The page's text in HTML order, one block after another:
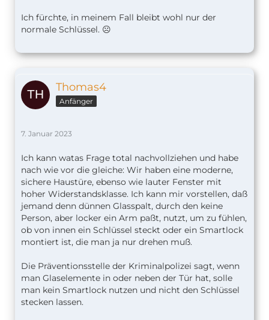
Ich fürchte, in meinem Fall bleibt wohl nur der
normale Schlüssel. ☹️
Thomas4
Anfänger
7. Januar 2023
Ich kann watas Frage total nachvollziehen und habe
nach wie vor die gleiche: Wir haben eine moderne,
sichere Haustüre, ebenso wie lauter Fenster mit
hoher Widerstandsklasse. Ich kann mir vorstellen, daß
jemand denn dünnen Glasspalt, durch den keine
Person, aber locker ein Arm paßt, nutzt, um zu fühlen,
ob von innen ein Schlüssel steckt oder ein Smartlock
montiert ist, die man ja nur drehen muß.
Die Präventionsstelle der Kriminalpolizei sagt, wenn
man Glaselemente in oder neben der Tür hat, solle
man kein Smartlock nutzen und nicht den Schlüssel
stecken lassen.